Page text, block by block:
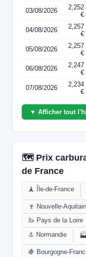
03/08/2026
2,252
€
04/08/2026
2,257
€
05/08/2026
2,257
€
06/08/2026
2,247
€
07/08/2026
2,234
€
▼ Afficher tout
🗺️ Prix
de France
🗼 Île-de-France
🍷 Nouvelle-
🦢 Pays de la Loire
⚓ Normandie
🍇 Bourgogne-